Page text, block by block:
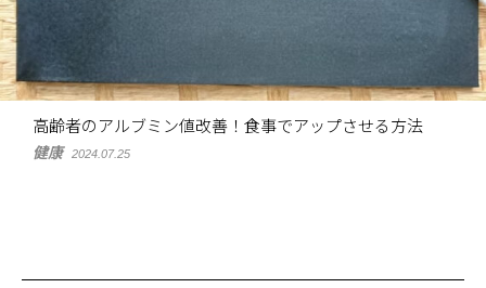
高齢者のアルブミン値改善！食事でアップさせる方法
健康 2024.07.25